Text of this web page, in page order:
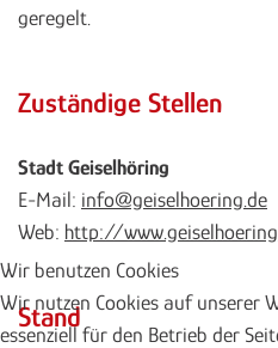
geregelt.
Zuständige Stellen
Stadt Geiselhöring
E-Mail: info@geiselhoering.de
Web: http://
Stand
Wir benutzen Cookies
Wir nutzen Cookies auf unserer
essenziell für den Betrieb der